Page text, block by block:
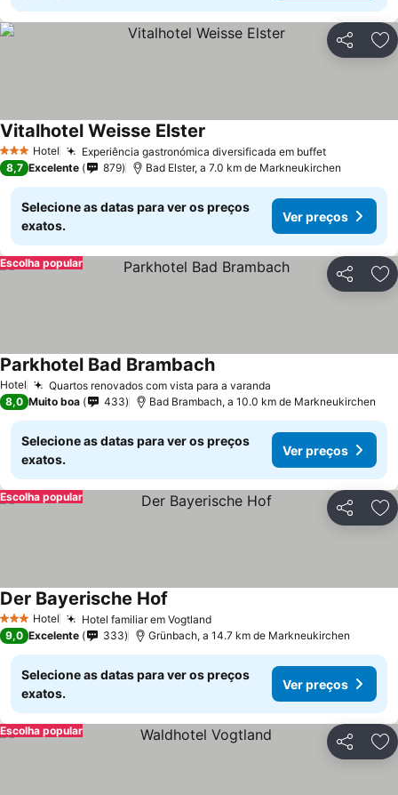
Partilhar
3 EstrelasHotel Experiência gastronómica diversificada em buffet
Vitalhotel Weisse Elster
8,7 Excelente 879 Bad Elster, a 7.0 km de Markneukirchen
Selecione as datas para ver os preços
exatos.
Ver preços
Partilhar
Escolha popular
Hotel Quartos renovados com vista para a varanda
Parkhotel Bad Brambach
8,0 Muito boa 433 Bad Brambach, a 10.0 km de Markneukirchen
Selecione as datas para ver os preços
exatos.
Ver preços
Partilhar
Escolha popular
3 EstrelasHotel Hotel familiar em Vogtland
Der Bayerische Hof
9,0 Excelente 333 Grünbach, a 14.7 km de Markneukirchen
Selecione as datas para ver os preços
exatos.
Ver preços
Partilhar
Escolha popular